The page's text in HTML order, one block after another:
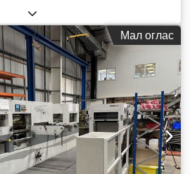
Мал оглас